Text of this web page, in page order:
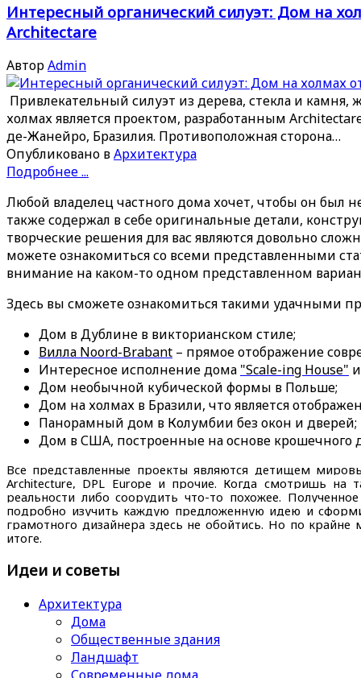
Интересный органический силуэт: Дом на
Architectare
АвторAdmin
Привлекательный силуэт из дерева, стекла и камня,
холмах является проектом, разработанным
де-Жанейро, Бразилия. Противоположная сторона…
Опубликовано вАрхитектура
Подробнее ...
Любой владелец частного дома хочет, чтобы он был
также содержал в себе оригинальные детали,
творческие решения для вас являются довольно
можете ознакомиться со всеми представленными
внимание на каком-то одном представленном
Здесь вы сможете ознакомиться такими удачными
Дом в Дублине в викторианском стиле;
Вилла Noord-Brabant – прямое отображение
Интересное исполнение дома "Scale-ing House"
Дом необычной кубической формы в Польше;
Дом на холмах в Бразили, что является
Панорамный дом в Колумбии без окон и дверей;
Дом в США, построенные на основе крошечного
Все представленные проекты являются детищем
Architecture, DPL Europe и прочие. Когда смотришь на
реальности либо соорудить что-то похожее.
подробно изучить каждую предложенную идею и
грамотного дизайнера здесь не обойтись. Но по
итоге.
Идеи и советы
Архитектура
Дома
Общественные здания
Ландшафт